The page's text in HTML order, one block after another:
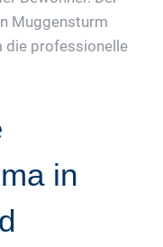
Muggensturm
die professionelle
in